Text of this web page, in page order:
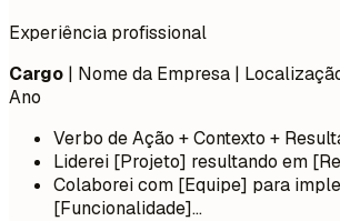
Experiência profissional
Cargo | Nome da Empresa |
Ano
Verbo de Ação + Contexto +
Liderei [Projeto] resultando em
Colaborei com [Equipe] para
[Funcionalidade]...